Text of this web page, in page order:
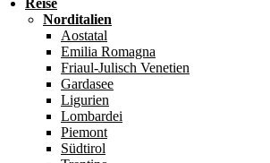
Reise
Norditalien
Aostatal
Emilia Romagna
Friaul-Julisch Venetien
Gardasee
Ligurien
Lombardei
Piemont
Südtirol